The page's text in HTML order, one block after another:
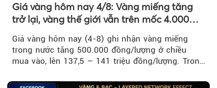
Giá vàng hôm nay 4/8: Vàng miếng tăng
trở lại, vàng thế giới vẫn trên mốc 4.000
Giá vàng hôm nay (4-8) ghi nhận vàng miếng
trong nước tăng 500.000 đồng/lượng ở chiều
mua vào, lên 137,5 – 141 triệu đồng/lượng. Trong
trì trên ngưỡng 4.000 USD/ounce.